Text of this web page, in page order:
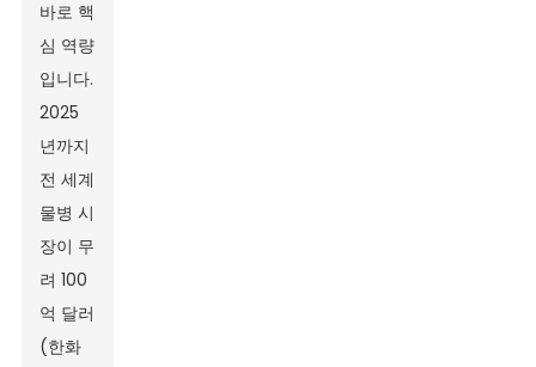
바로 핵
심 역량
입니다.
2025
년까지
전 세계
물병 시
장이 무
려 100
억 달러
(한화